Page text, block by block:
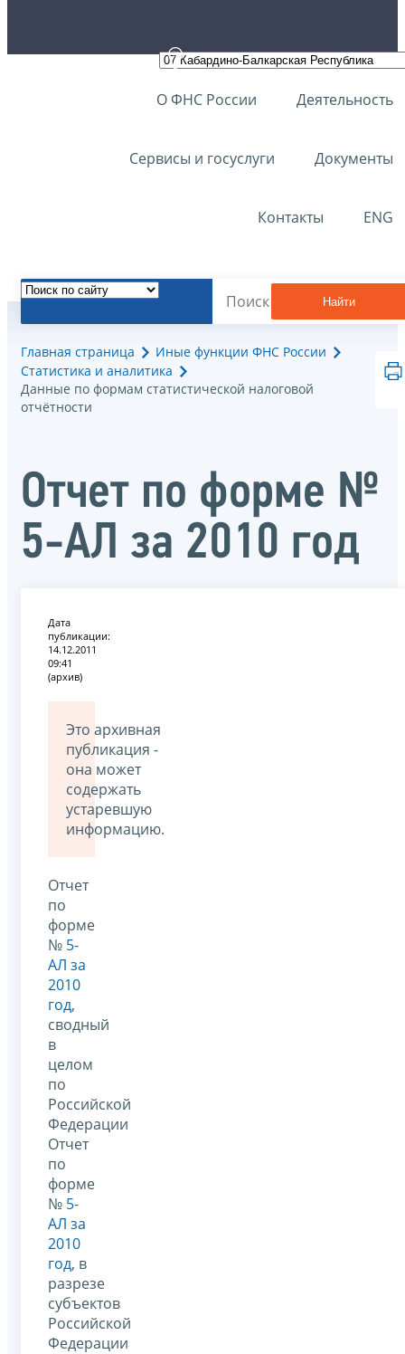
О ФНС России Деятельность
Сервисы и госуслуги Документы
Контакты ENG
Найти
Главная страница
Иные функции ФНС России
Статистика и аналитика
Данные по формам статистической налоговой
отчётности
Отчет по форме №
5-АЛ за 2010 год
Дата
публикации:
14.12.2011
09:41
(архив)
Это архивная
публикация -
она может
содержать
устаревшую
информацию.
Отчет
по
форме
№ 5-
АЛ за
2010
год,
сводный
в
целом
по
Российской
Федерации
Отчет
по
форме
№ 5-
АЛ за
2010
год, в
разрезе
субъектов
Российской
Федерации